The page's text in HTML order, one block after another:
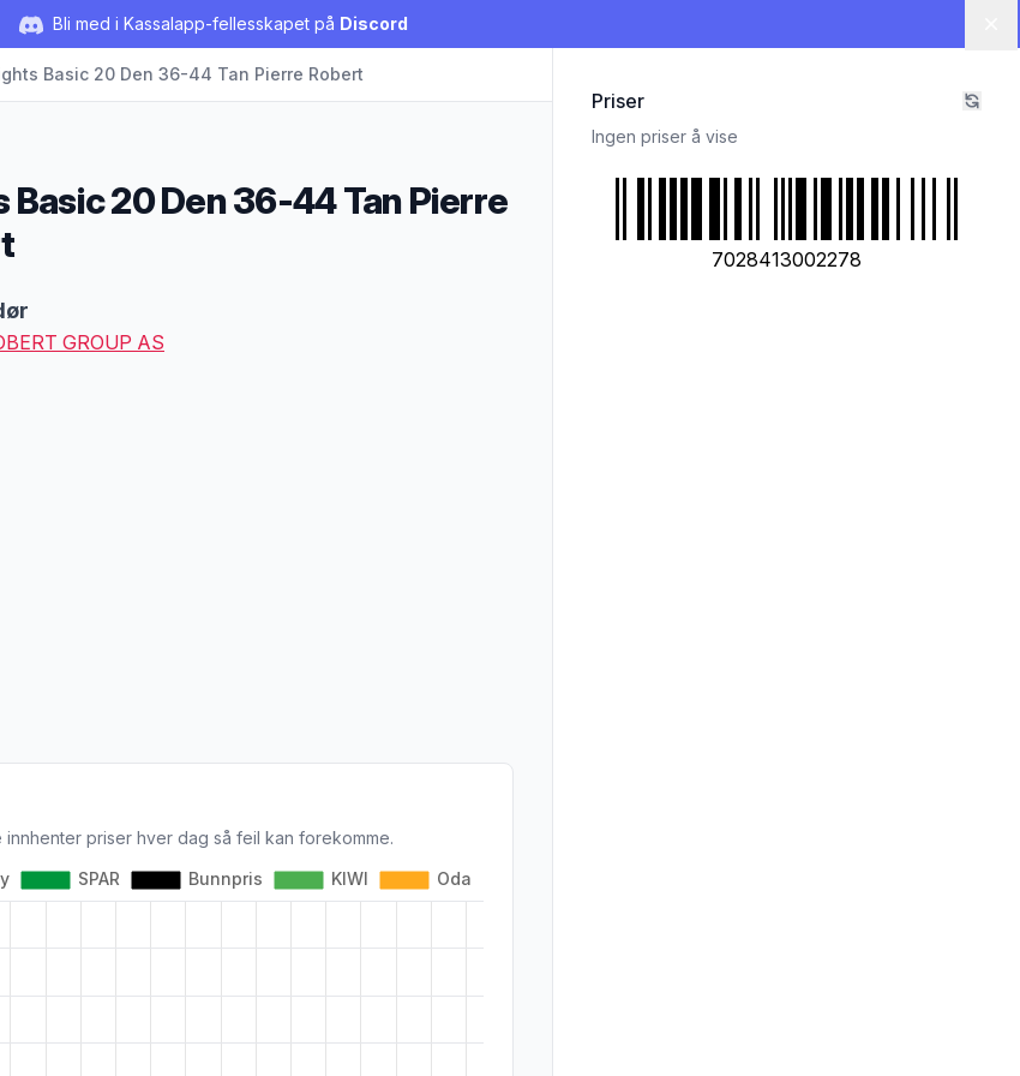
Bli med i Kassalapp-fellesskapet på Discord
Basic 20 Den 36-44 Tan Pierre Robert
Basic 20 Den 36-44 Tan Pierre
GROUP AS
priser hver dag så feil kan forekomme.
Priser
Ingen priser å vise
7028413002278